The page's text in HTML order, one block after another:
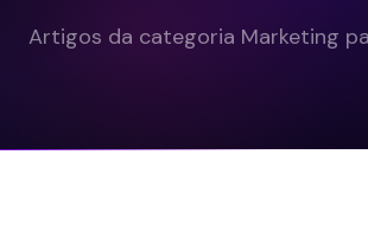
Artigos da categoria Marketing